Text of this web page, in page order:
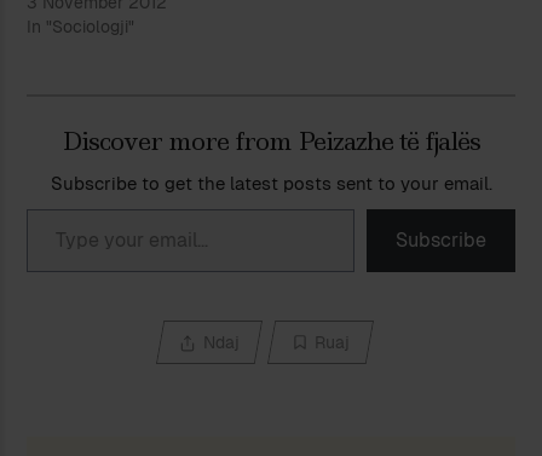
In "Sociologji"
Discover more from Peizazhe të fjalës
Subscribe to get the latest posts sent to your email.
Type your email…
Subscribe
Ndaj Ruaj